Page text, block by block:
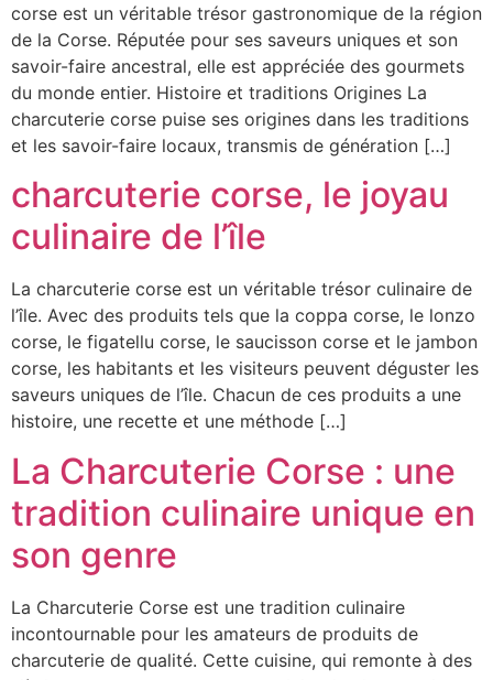
corse est un véritable trésor gastronomique de la région
de la Corse. Réputée pour ses saveurs uniques et son
savoir-faire ancestral, elle est appréciée des gourmets
du monde entier. Histoire et traditions Origines La
charcuterie corse puise ses origines dans les traditions
et les savoir-faire locaux, transmis de génération […]
charcuterie corse, le joyau
culinaire de l’île
La charcuterie corse est un véritable trésor culinaire de
l’île. Avec des produits tels que la coppa corse, le lonzo
corse, le figatellu corse, le saucisson corse et le jambon
corse, les habitants et les visiteurs peuvent déguster les
saveurs uniques de l’île. Chacun de ces produits a une
histoire, une recette et une méthode […]
La Charcuterie Corse : une
tradition culinaire unique en
son genre
La Charcuterie Corse est une tradition culinaire
incontournable pour les amateurs de produits de
charcuterie de qualité. Cette cuisine, qui remonte à des